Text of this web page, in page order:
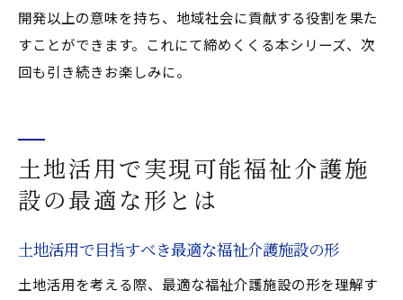
開発以上の意味を持ち、地域社会に貢献する役割を果た
すことができます。これにて締めくくる本シリーズ、次
回も引き続きお楽しみに。
土地活用で実現可能福祉介護施
設の最適な形とは
土地活用で目指すべき最適な福祉介護施設の形
土地活用を考える際、最適な福祉介護施設の形を理解す